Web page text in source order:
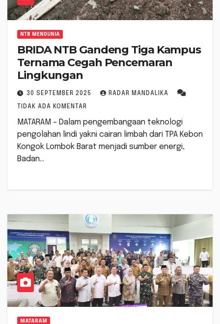
NTB MENDUNIA
BRIDA NTB Gandeng Tiga Kampus
Ternama Cegah Pencemaran
Lingkungan
30 SEPTEMBER 2025 RADAR MANDALIKA
TIDAK ADA KOMENTAR
MATARAM – Dalam pengembangaan teknologi
pengolahan lindi yakni cairan limbah dari TPA Kebon
Kongok Lombok Barat menjadi sumber energi,
Badan…
MATARAM